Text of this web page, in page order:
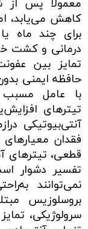
معمولاً پس از
کاهش می‌یابد،
برای چند ماه
درمانی و کشت
تمایز بین
حافظه ایمنی
با عامل مسبب
تیترهای
آنتی‌بیوتیکی
فقدان
قطعی، تیترهای
تفسیر دشوار
نمی‌توانند
بروسلوزیس
سرولوژیکی،